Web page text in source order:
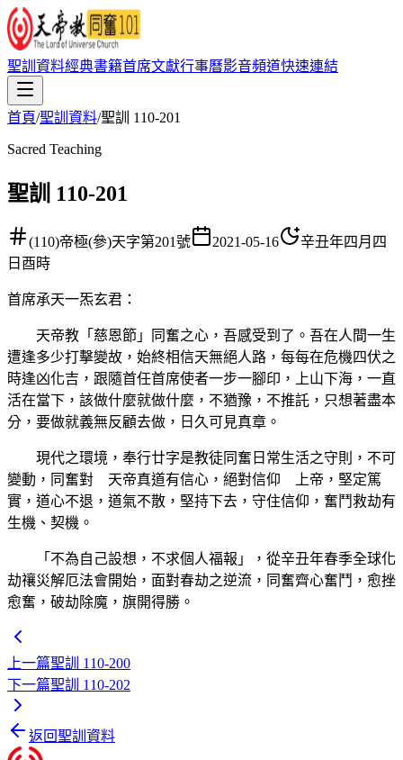
聖訓資料經典書籍首席文獻行事曆影音頻道快速連結
首頁/聖訓資料/聖訓 110-201
Sacred Teaching
聖訓 110-201
(110)帝極(參)天字第201號 2021-05-16
辛丑年四月四
日酉時
首席承天一炁玄君 ：
天帝教「慈恩節」同奮之心，吾感受到了。吾在人間一生
遭逢多少打擊變故，始終相信天無絕人路，每每在危機四伏之
時逢凶化吉，跟隨首任首席使者一步一腳印，上山下海，一直
活在當下，該做什麼就做什麼，不猶豫，不推託，只想著盡本
分，要做就義無反顧去做，日久可見真章。
現代之環境，奉行廿字是教徒同奮日常生活之守則，不可
變動，同奮對 天帝真道有信心，絕對信仰 上帝，堅定篤
實，道心不退，道氣不散，堅持下去，守住信仰，奮鬥救劫有
生機、契機。
「不為自己設想，不求個人福報」，從辛丑年春季全球化
劫禳災解厄法會開始，面對春劫之逆流，同奮齊心奮鬥，愈挫
愈奮，破劫除魔，旗開得勝。
上一篇聖訓 110-200
下一篇聖訓 110-202
返回聖訓資料